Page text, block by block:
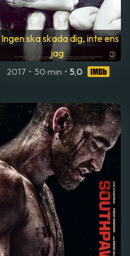
Ingen ska skada dig, inte ens
jag
2017 • 50 min • 5,0